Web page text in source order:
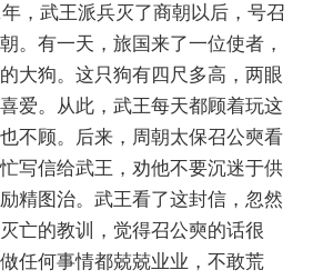
，武王派兵灭了商朝以后，号召
。有一天，旅国来了一位使者，
大狗。这只狗有四尺多高，两眼
爱。从此，武王每天都顾着玩这
不顾。后来，周朝太保召公奭看
写信给武王，劝他不要沉迷于供
精图治。武王看了这封信，忽然
亡的教训，觉得召公奭的话很
任何事情都兢兢业业，不敢荒